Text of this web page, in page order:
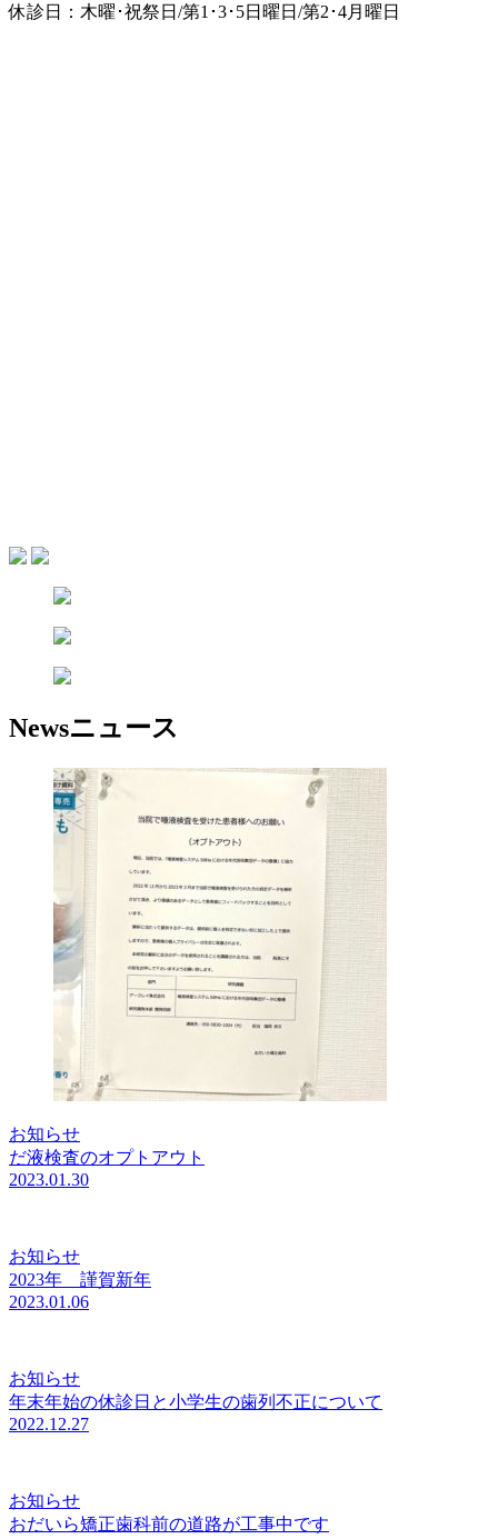
休診日：木曜･祝祭日/第1･3･5日曜日/第2･4月曜日
Newsニュース
お知らせ
だ液検査のオプトアウト
2023.01.30
お知らせ
2023年 謹賀新年
2023.01.06
お知らせ
年末年始の休診日と小学生の歯列不正について
2022.12.27
お知らせ
おだいら矯正歯科前の道路が工事中です